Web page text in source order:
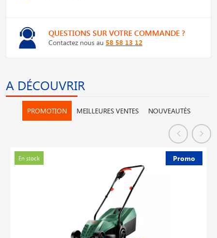
QUESTIONS SUR VOTRE COMMANDE ?
Contactez nous au 58 58 13 12
A DÉCOUVRIR
PROMOTION MEILLEURES VENTES NOUVEAUTÉS
Promo
En stock